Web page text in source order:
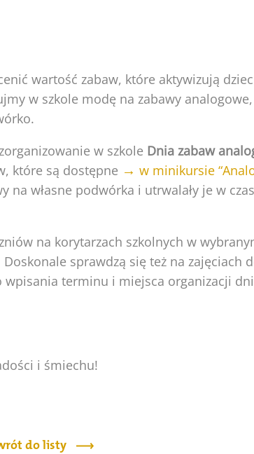
wartość zabaw, które aktywizują
w szkole modę na zabawy
w szkole Dnia zabaw
które są dostępne → w minikursie
na własne podwórka i utrwalały je w
na korytarzach szkolnych w
sprawdzą się też na zajęciach
terminu i miejsca organizacji
i śmiechu!
do listy